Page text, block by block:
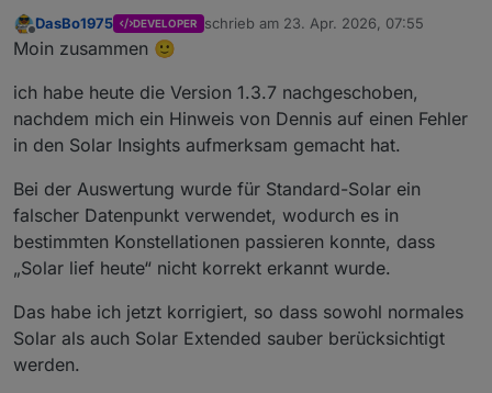
Offline
DasBo1975 DEVELOPER schrieb am 23. Apr. 2026, 07:55
zuletzt editiert von
Moin zusammen 🙂
ich habe heute die Version 1.3.7 nachgeschoben,
nachdem mich ein Hinweis von Dennis auf einen Fehler
in den Solar Insights aufmerksam gemacht hat.
Bei der Auswertung wurde für Standard-Solar ein
falscher Datenpunkt verwendet, wodurch es in
bestimmten Konstellationen passieren konnte, dass
„Solar lief heute“ nicht korrekt erkannt wurde.
Das habe ich jetzt korrigiert, so dass sowohl normales
Solar als auch Solar Extended sauber berücksichtigt
werden.